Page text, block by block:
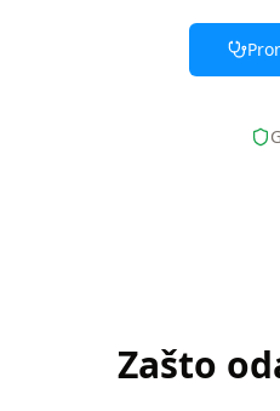
Zašto